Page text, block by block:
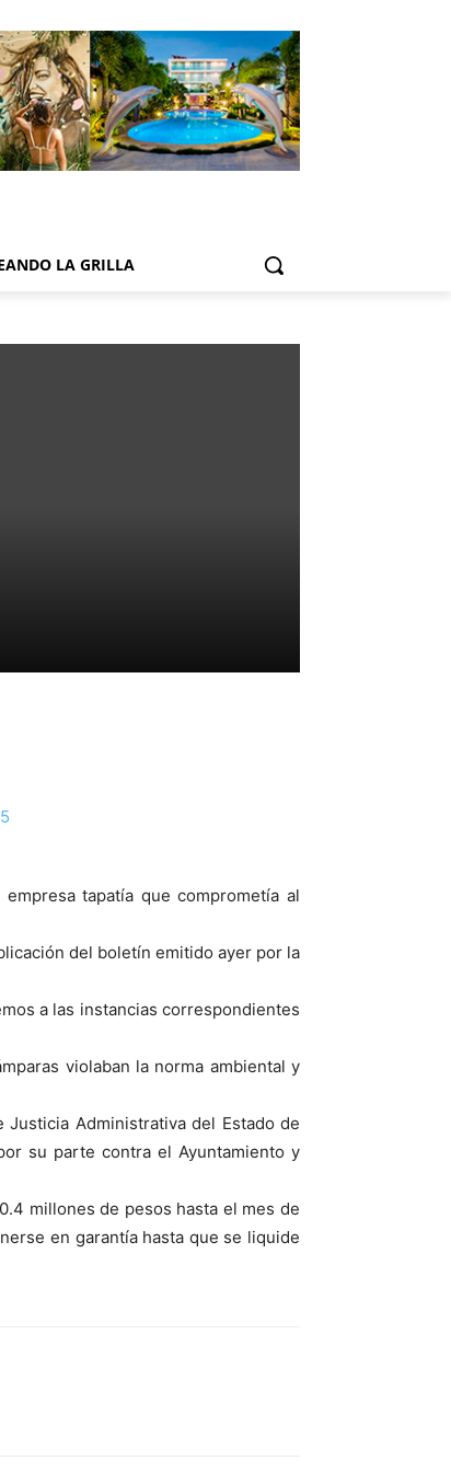
LA GRILLA
tapatía que comprometía al
del boletín emitido ayer por la
a las instancias correspondientes
violaban la norma ambiental y
Administrativa del Estado de
su parte contra el Ayuntamiento y
millones de pesos hasta el mes de
en garantía hasta que se liquide